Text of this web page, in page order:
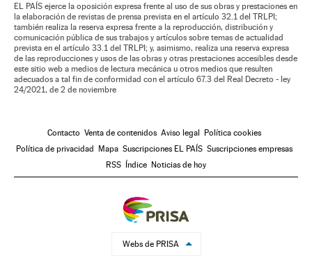
EL PAÍS ejerce la oposición expresa frente al uso de sus obras y prestaciones en
la elaboración de revistas de prensa prevista en el artículo 32.1 del TRLPI;
también realiza la reserva expresa frente a la reproducción, distribución y
comunicación pública de sus trabajos y artículos sobre temas de actualidad
prevista en el artículo 33.1 del TRLPI; y, asimismo, realiza una reserva expresa
de las reproducciones y usos de las obras y otras prestaciones accesibles desde
este sitio web a medios de lectura mecánica u otros medios que resulten
adecuados a tal fin de conformidad con el artículo 67.3 del Real Decreto - ley
24/2021, de 2 de noviembre
Contacto Venta de contenidos Aviso legal Política cookies
Política de privacidad Mapa Suscripciones EL PAÍS Suscripciones empresas
RSS Índice Noticias de hoy
Webs de PRISA